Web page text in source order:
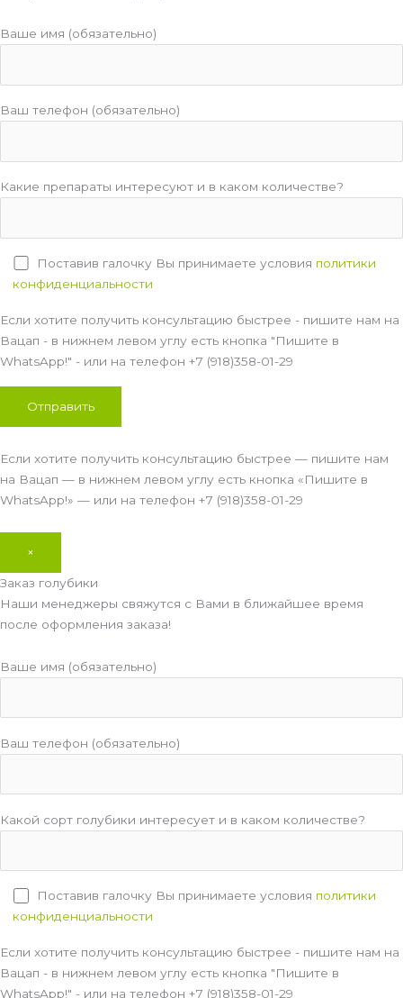
Ваше имя (обязательно)
Ваш телефон (обязательно)
Какие препараты интересуют и в каком количестве?
Поставив галочку Вы принимаете условия политики
конфиденциальности
Если хотите получить консультацию быстрее - пишите нам на
Вацап - в нижнем левом углу есть кнопка "Пишите в
WhatsApp!" - или на телефон +7 (918)358-01-29
Если хотите получить консультацию быстрее — пишите нам
на Вацап — в нижнем левом углу есть кнопка «Пишите в
WhatsApp!» — или на телефон +7 (918)358-01-29
×
Заказ голубики
Наши менеджеры свяжутся с Вами в ближайшее время
после оформления заказа!
Ваше имя (обязательно)
Ваш телефон (обязательно)
Какой сорт голубики интересует и в каком количестве?
Поставив галочку Вы принимаете условия политики
конфиденциальности
Если хотите получить консультацию быстрее - пишите нам на
Вацап - в нижнем левом углу есть кнопка "Пишите в
WhatsApp!" - или на телефон +7 (918)358-01-29